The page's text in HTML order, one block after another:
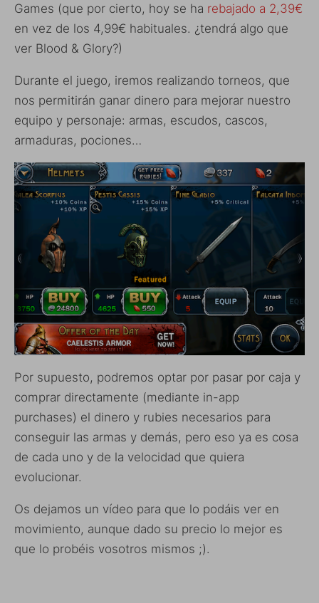
Games (que por cierto, hoy se ha rebajado a 2,39€
en vez de los 4,99€ habituales. ¿tendrá algo que
ver Blood & Glory?)
Durante el juego, iremos realizando torneos, que
nos permitirán ganar dinero para mejorar nuestro
equipo y personaje: armas, escudos, cascos,
armaduras, pociones…
Por supuesto, podremos optar por pasar por caja y
comprar directamente (mediante in-app
purchases) el dinero y rubies necesarios para
conseguir las armas y demás, pero eso ya es cosa
de cada uno y de la velocidad que quiera
evolucionar.
Os dejamos un vídeo para que lo podáis ver en
movimiento, aunque dado su precio lo mejor es
que lo probéis vosotros mismos ;).